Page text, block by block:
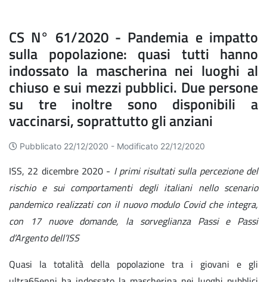
CS N° 61/2020 - Pandemia e impatto
sulla popolazione: quasi tutti hanno
indossato la mascherina nei luoghi al
chiuso e sui mezzi pubblici. Due persone
su tre inoltre sono disponibili a
vaccinarsi, soprattutto gli anziani
Pubblicato 22/12/2020 - Modificato 22/12/2020
ISS, 22 dicembre 2020 - I primi risultati sulla percezione del
rischio e sui comportamenti degli italiani nello scenario
pandemico realizzati con il nuovo modulo Covid che integra,
con 17 nuove domande, la sorveglianza Passi e Passi
d’Argento dell’ISS
Quasi la totalità della popolazione tra i giovani e gli